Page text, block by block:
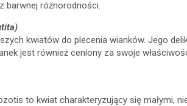
barwnej różnorodności.
kwiatów do plecenia wianków. Jego
jest również ceniony za swoje
to kwiat charakteryzujący się małymi,